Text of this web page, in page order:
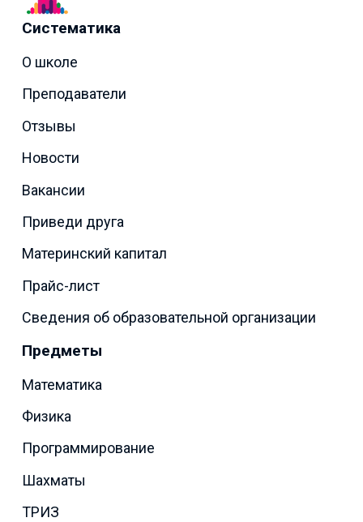
Систематика
О школе
Преподаватели
Отзывы
Новости
Вакансии
Приведи друга
Материнский капитал
Прайс-лист
Сведения об образовательной организации
Предметы
Математика
Физика
Программирование
Шахматы
ТРИЗ